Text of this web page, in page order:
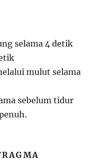
selama 4 detik
mulut selama
sebelum tidur